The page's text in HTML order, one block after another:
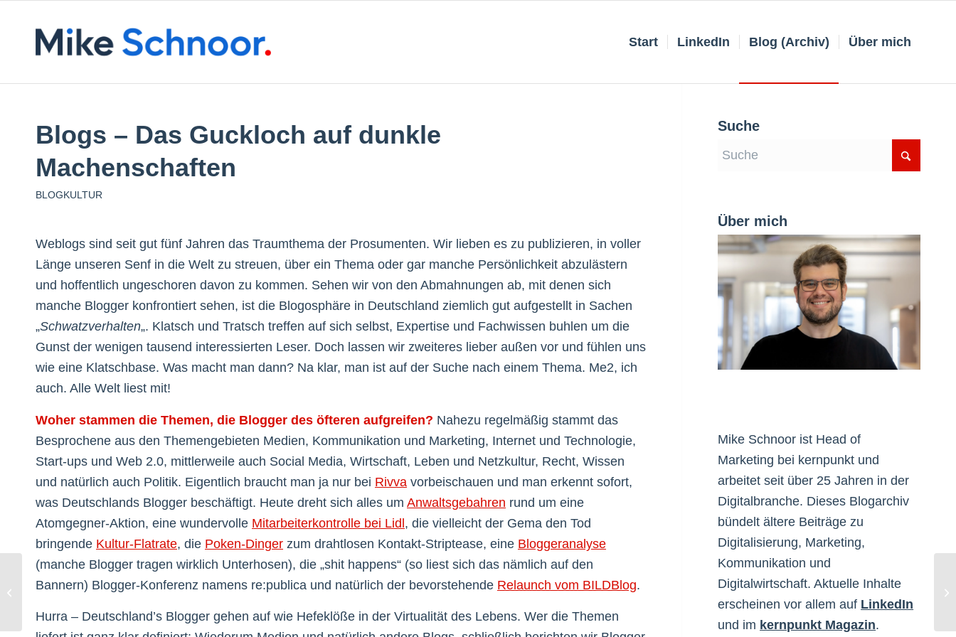
Start LinkedIn Blog (Archiv) Über mich
Blogs – Das Guckloch auf dunkle
Machenschaften
BLOGKULTUR
Weblogs sind seit gut fünf Jahren das Traumthema der Prosumenten. Wir lieben es zu publizieren, in voller
Länge unseren Senf in die Welt zu streuen, über ein Thema oder gar manche Persönlichkeit abzulästern
und hoffentlich ungeschoren davon zu kommen. Sehen wir von den Abmahnungen ab, mit denen sich
manche Blogger konfrontiert sehen, ist die Blogosphäre in Deutschland ziemlich gut aufgestellt in Sachen
„Schwatzverhalten„. Klatsch und Tratsch treffen auf sich selbst, Expertise und Fachwissen buhlen um die
Gunst der wenigen tausend interessierten Leser. Doch lassen wir zweiteres lieber außen vor und fühlen uns
wie eine Klatschbase. Was macht man dann? Na klar, man ist auf der Suche nach einem Thema. Me2, ich
auch. Alle Welt liest mit!
Woher stammen die Themen, die Blogger des öfteren aufgreifen? Nahezu regelmäßig stammt das
Besprochene aus den Themengebieten Medien, Kommunikation und Marketing, Internet und Technologie,
Start-ups und Web 2.0, mittlerweile auch Social Media, Wirtschaft, Leben und Netzkultur, Recht, Wissen
und natürlich auch Politik. Eigentlich braucht man ja nur bei Rivva vorbeischauen und man erkennt sofort,
was Deutschlands Blogger beschäftigt. Heute dreht sich alles um Anwaltsgebahren rund um eine
Atomgegner-Aktion, eine wundervolle Mitarbeiterkontrolle bei Lidl, die vielleicht der Gema den Tod
bringende Kultur-Flatrate, die Poken-Dinger zum drahtlosen Kontakt-Striptease, eine Bloggeranalyse
(manche Blogger tragen wirklich Unterhosen), die „shit happens“ (so liest sich das nämlich auf den
Bannern) Blogger-Konferenz namens re:publica und natürlich der bevorstehende Relaunch vom BILDBlog.
Hurra – Deutschland’s Blogger gehen auf wie Hefeklöße in der Virtualität des Lebens. Wer die Themen
Suche
Über mich
Mike Schnoor ist Head of
Marketing bei kernpunkt und
arbeitet seit über 25 Jahren in der
Digitalbranche. Dieses Blogarchiv
bündelt ältere Beiträge zu
Digitalisierung, Marketing,
Kommunikation und
Digitalwirtschaft. Aktuelle Inhalte
erscheinen vor allem auf LinkedIn
und im kernpunkt Magazin.
Twitter-Promis: Für die Menschen